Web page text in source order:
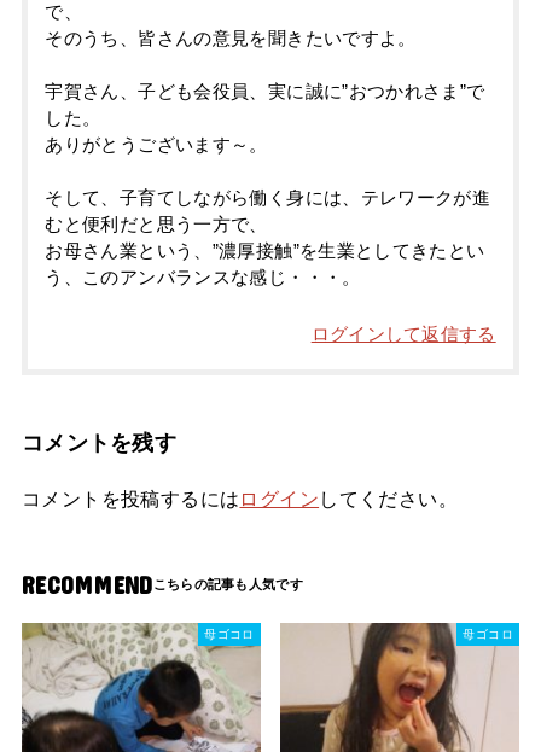
で、
そのうち、皆さんの意見を聞きたいですよ。
宇賀さん、子ども会役員、実に誠に”おつかれさま”で
した。
ありがとうございます～。
そして、子育てしながら働く身には、テレワークが進
むと便利だと思う一方で、
お母さん業という、”濃厚接触”を生業としてきたとい
う、このアンバランスな感じ・・・。
ログインして返信する
コメントを残す
コメントを投稿するには ログイン してください。
RECOMMEND
母ゴコロ 母ゴコロ